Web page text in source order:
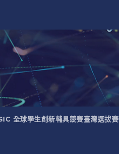
全球學生創新輔具競賽臺灣選拔賽